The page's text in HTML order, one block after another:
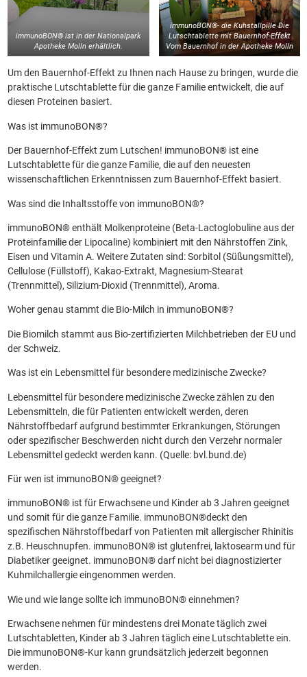
immunoBON® ist in der Nationalpark
Apotheke Molln erhältlich.
immunoBON®- die Kuhstallpille Die
Lutschtablette mit Bauernhof-Effekt
Vom Bauernhof in der Apotheke Molln
Um den Bauernhof-Effekt zu Ihnen nach Hause zu bringen, wurde die
praktische Lutschtablette für die ganze Familie entwickelt, die auf
diesen Proteinen basiert.
Was ist immunoBON®?
Der Bauernhof-Effekt zum Lutschen! immunoBON® ist eine
Lutschtablette für die ganze Familie, die auf den neuesten
wissenschaftlichen Erkenntnissen zum Bauernhof-Effekt basiert.
Was sind die Inhaltsstoffe von immunoBON®?
immunoBON® enthält Molkenproteine (Beta-Lactoglobuline aus der
Proteinfamilie der Lipocaline) kombiniert mit den Nährstoffen Zink,
Eisen und Vitamin A. Weitere Zutaten sind: Sorbitol (Süßungsmittel),
Cellulose (Füllstoff), Kakao-Extrakt, Magnesium-Stearat
(Trennmittel), Silizium-Dioxid (Trennmittel), Aroma.
Woher genau stammt die Bio-Milch in immunoBON®?
Die Biomilch stammt aus Bio-zertifizierten Milchbetrieben der EU und
der Schweiz.
Was ist ein Lebensmittel für besondere medizinische Zwecke?
Lebensmittel für besondere medizinische Zwecke zählen zu den
Lebensmitteln, die für Patienten entwickelt werden, deren
Nährstoffbedarf aufgrund bestimmter Erkrankungen, Störungen
oder spezifischer Beschwerden nicht durch den Verzehr normaler
Lebensmittel gedeckt werden kann. (Quelle: bvl.bund.de)
Für wen ist immunoBON® geeignet?
immunoBON® ist für Erwachsene und Kinder ab 3 Jahren geeignet
und somit für die ganze Familie. immunoBON®deckt den
spezifischen Nährstoffbedarf von Patienten mit allergischer Rhinitis
z.B. Heuschnupfen. immunoBON® ist glutenfrei, laktosearm und für
Diabetiker geeignet. immunoBON® darf nicht bei diagnostizierter
Kuhmilchallergie eingenommen werden.
Wie und wie lange sollte ich immunoBON® einnehmen?
Erwachsene nehmen für mindestens drei Monate täglich zwei
Lutschtabletten, Kinder ab 3 Jahren täglich eine Lutschtablette ein.
Die immunoBON®-Kur kann grundsätzlich jederzeit begonnen
werden.